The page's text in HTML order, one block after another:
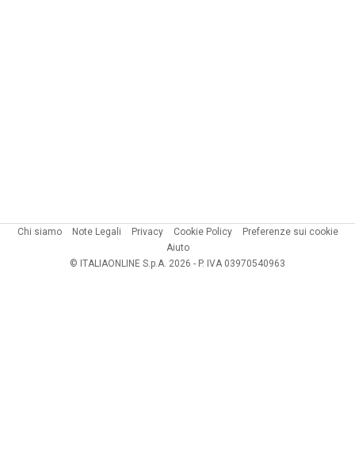
Chi siamo Note Legali Privacy Cookie Policy
Preferenze sui cookie
Aiuto
© ITALIAONLINE S.p.A. 2026 - P. IVA 03970540963